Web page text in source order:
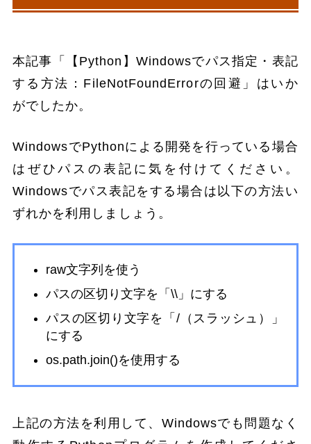
本記事「【Python】Windowsでパス指定・表記
する方法：FileNotFoundErrorの回避」はいか
がでしたか。
WindowsでPythonによる開発を行っている場合
はぜひパスの表記に気を付けてください。
Windowsでパス表記をする場合は以下の方法い
ずれかを利用しましょう。
raw文字列を使う
パスの区切り文字を「\\」にする
パスの区切り文字を「/（スラッシュ）」
にする
os.path.join()を使用する
上記の方法を利用して、Windowsでも問題なく